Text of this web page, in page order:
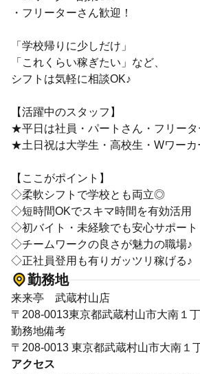
・フリーターさん歓迎！
「学校帰りに少しだけ」
「これくらい稼ぎたい」など、
シフトは気軽に相談OK♪
【活躍中のスタッフ】
★平日は社員・パートさん・フリータ
★土日祝は大学生・高校生・Wワーカ
【ここがポイント】
◇柔軟シフトで学校とも両立◎
◇短時間OKでスキマ時間を有効活用
◇初バイト・未経験でも安心サポート
◇チームワークの良さが魅力の職場♪
◇正社員登用も有りガッツリ稼げる♪
勤務地
来来亭 武蔵村山店
〒208-0013東京都武蔵村山市大南１
勤務地備考
〒208-0013 東京都武蔵村山市大南１
アクセス